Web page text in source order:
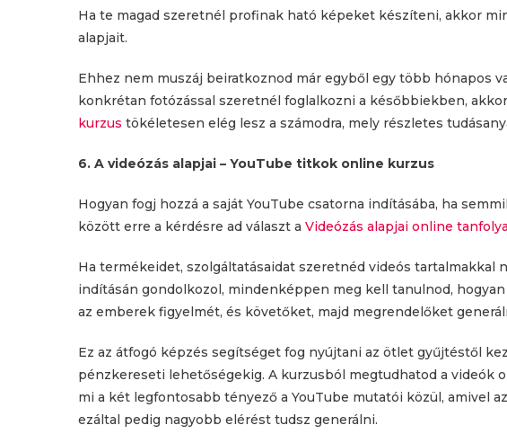
Ha te magad szeretnél profinak ható képeket készíteni, akkor
alapjait.
Ehhez nem muszáj beiratkoznod már egyből egy több hónapos
konkrétan fotózással szeretnél foglalkozni a későbbiekben, akkor
kurzus tökéletesen elég lesz a számodra, mely részletes
6. A videózás alapjai – YouTube titkok online kurzus
Hogyan fogj hozzá a saját YouTube csatorna indításába, ha
között erre a kérdésre ad választ a Videózás alapjai online
Ha termékeidet, szolgáltatásaidat szeretnéd videós tartalmakkal
indításán gondolkozol, mindenképpen meg kell tanulnod,
az emberek figyelmét, és követőket, majd megrendelőket
Ez az átfogó képzés segítséget fog nyújtani az ötlet gyűjtéstől
pénzkereseti lehetőségekig. A kurzusból megtudhatod a videók
mi a két legfontosabb tényező a YouTube mutatói közül, amivel
ezáltal pedig nagyobb elérést tudsz generálni.